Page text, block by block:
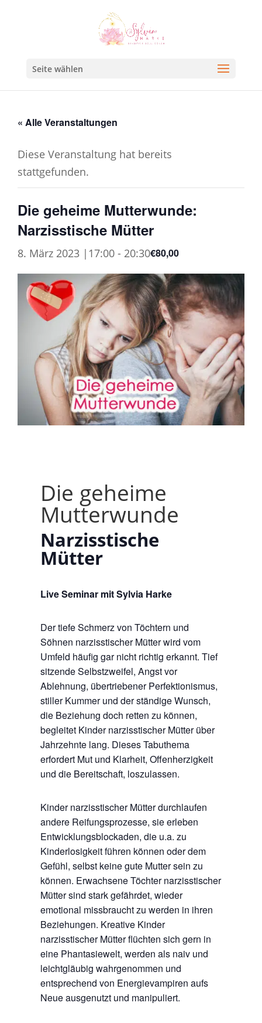
Seite wählen
« Alle Veranstaltungen
Diese Veranstaltung hat bereits
stattgefunden.
Die geheime Mutterwunde:
Narzisstische Mütter
8. März 2023 |17:00 - 20:30€80,00
Die geheime
Mutterwunde
Narzisstische
Mütter
Live Seminar mit Sylvia Harke
Der tiefe Schmerz von Töchtern und
Söhnen narzisstischer Mütter wird vom
Umfeld häufig gar nicht richtig erkannt. Tief
sitzende Selbstzweifel, Angst vor
Ablehnung, übertriebener Perfektionismus,
stiller Kummer und der ständige Wunsch,
die Beziehung doch retten zu können,
begleitet Kinder narzisstischer Mütter über
Jahrzehnte lang. Dieses Tabuthema
erfordert Mut und Klarheit, Offenherzigkeit
und die Bereitschaft, loszulassen.
Kinder narzisstischer Mütter durchlaufen
andere Reifungsprozesse, sie erleben
Entwicklungsblockaden, die u.a. zu
Kinderlosigkeit führen können oder dem
Gefühl, selbst keine gute Mutter sein zu
können. Erwachsene Töchter narzisstischer
Mütter sind stark gefährdet, wieder
emotional missbraucht zu werden in ihren
Beziehungen. Kreative Kinder
narzisstischer Mütter flüchten sich gern in
eine Phantasiewelt, werden als naiv und
leichtgläubig wahrgenommen und
entsprechend von Energievampiren aufs
Neue ausgenutzt und manipuliert.